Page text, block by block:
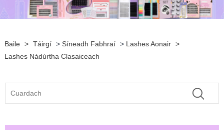
Baile > Táirgí > Síneadh Fabhraí > Lashes Aonair >
Lashes Nádúrtha Clasaiceach